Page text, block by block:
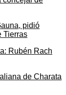
pidió
Tierras
de Charata